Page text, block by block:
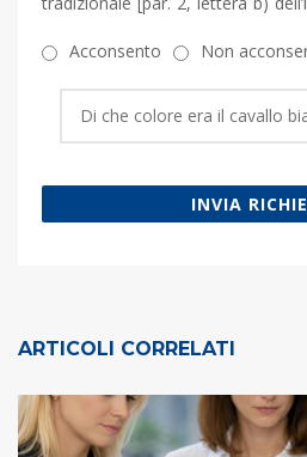
Acconsento Non
INVIA
ARTICOLI CORRELATI